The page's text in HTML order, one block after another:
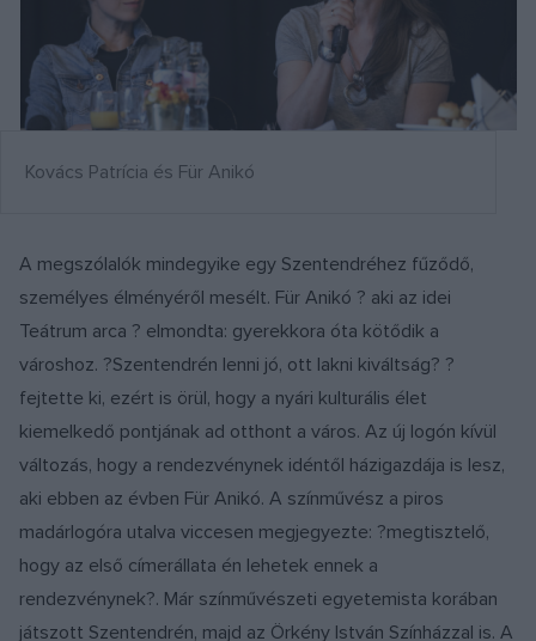
Kovács Patrícia és Für Anikó
A megszólalók mindegyike egy Szentendréhez fűződő,
személyes élményéről mesélt. Für Anikó ? aki az idei
Teátrum arca ? elmondta: gyerekkora óta kötődik a
városhoz. ?Szentendrén lenni jó, ott lakni kiváltság? ?
fejtette ki, ezért is örül, hogy a nyári kulturális élet
kiemelkedő pontjának ad otthont a város. Az új logón kívül
változás, hogy a rendezvénynek idéntől házigazdája is lesz,
aki ebben az évben Für Anikó. A színművész a piros
madárlogóra utalva viccesen megjegyezte: ?megtisztelő,
hogy az első címerállata én lehetek ennek a
rendezvénynek?. Már színművészeti egyetemista korában
játszott Szentendrén, majd az Örkény István Színházzal is. A